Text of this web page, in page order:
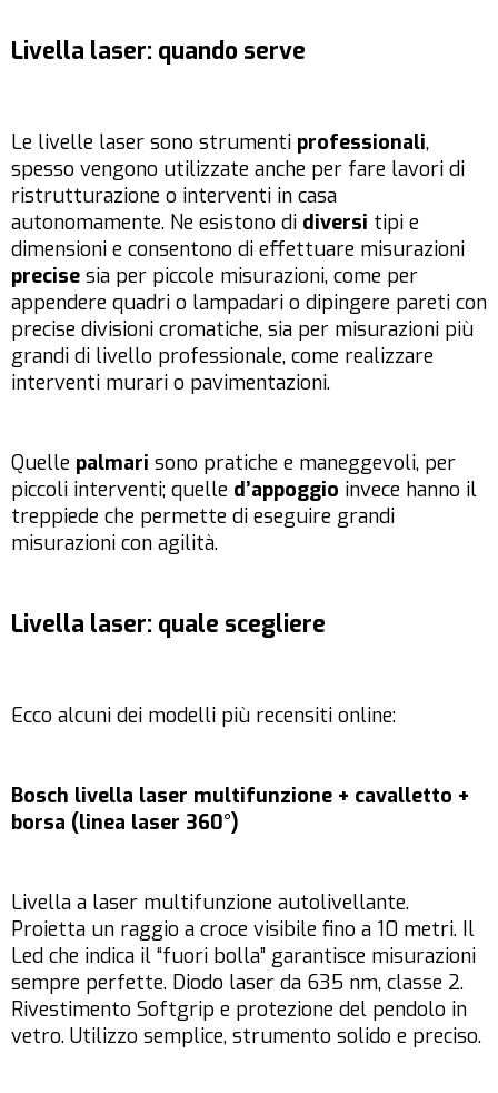
Livella laser: quando serve
Le livelle laser sono strumenti professionali,
spesso vengono utilizzate anche per fare lavori di
ristrutturazione o interventi in casa
autonomamente. Ne esistono di diversi tipi e
dimensioni e consentono di effettuare misurazioni
precise sia per piccole misurazioni, come per
appendere quadri o lampadari o dipingere pareti con
precise divisioni cromatiche, sia per misurazioni più
grandi di livello professionale, come realizzare
interventi murari o pavimentazioni.
Quelle palmari sono pratiche e maneggevoli, per
piccoli interventi; quelle d’appoggio invece hanno il
treppiede che permette di eseguire grandi
misurazioni con agilità.
Livella laser: quale scegliere
Ecco alcuni dei modelli più recensiti online:
Bosch livella laser multifunzione + cavalletto +
borsa (linea laser 360°)
Livella a laser multifunzione autolivellante.
Proietta un raggio a croce visibile fino a 10 metri. Il
Led che indica il “fuori bolla” garantisce misurazioni
sempre perfette. Diodo laser da 635 nm, classe 2.
Rivestimento Softgrip e protezione del pendolo in
vetro. Utilizzo semplice, strumento solido e preciso.